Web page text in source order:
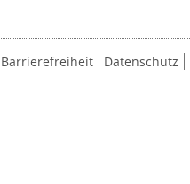
Barrierefreiheit Datenschutz